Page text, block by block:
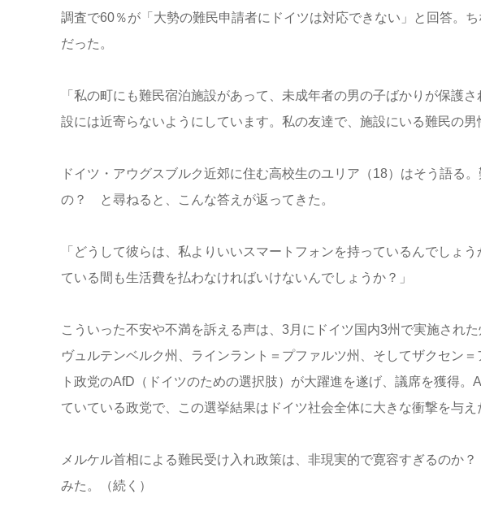
調査で60％が「大勢の難民申請者にドイツは対応できない」と回答。
だった。
「私の町にも難民宿泊施設があって、未成年者の男の子ばかりが保護
設には近寄らないようにしています。私の友達で、施設にいる難民の
ドイツ・アウグスブルク近郊に住む高校生のユリア（18）はそう語る
の？ と尋ねると、こんな答えが返ってきた。
「どうして彼らは、私よりいいスマートフォンを持っているんでしょ
ている間も生活費を払わなければいけないんでしょうか？」
こういった不安や不満を訴える声は、3月にドイツ国内3州で実施され
ヴュルテンベルク州、ラインラント＝プファルツ州、そしてザクセン
ト政党のAfD（ドイツのための選択肢）が大躍進を遂げ、議席を獲得
ていている政党で、この選挙結果はドイツ社会全体に大きな衝撃を与え
メルケル首相による難民受け入れ政策は、非現実的で寛容すぎるのか
みた。（続く）